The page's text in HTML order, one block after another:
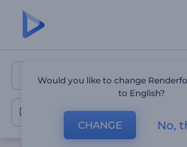
Корпоративные
Would you like to change
to English?
CHANGE No,